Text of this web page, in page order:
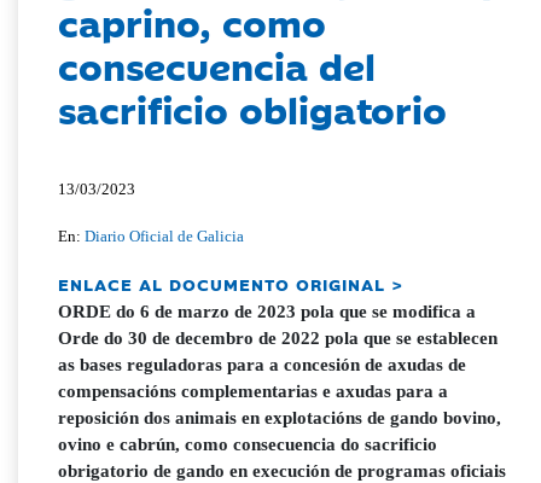
caprino, como
consecuencia del
sacrificio obligatorio
13/03/2023
En:Diario Oficial de Galicia
ENLACE AL DOCUMENTO ORIGINAL >
ORDE do 6 de marzo de 2023 pola que se modifica a
Orde do 30 de decembro de 2022 pola que se establecen
as bases reguladoras para a concesión de axudas de
compensacións complementarias e axudas para a
reposición dos animais en explotacións de gando bovino,
ovino e cabrún, como consecuencia do sacrificio
obrigatorio de gando en execución de programas oficiais